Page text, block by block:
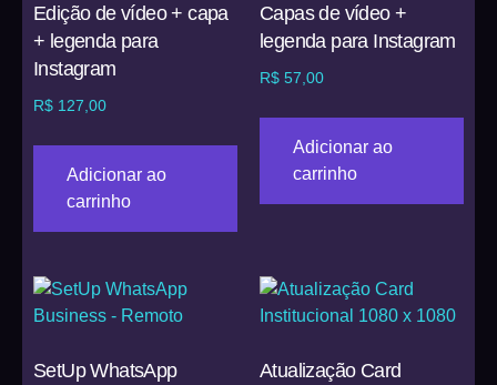
Edição de vídeo + capa
+ legenda para
Instagram
R$ 127,00
Adicionar ao
carrinho
Capas de vídeo +
legenda para Instagram
R$ 57,00
Adicionar ao
carrinho
SetUp WhatsApp
Atualização Card